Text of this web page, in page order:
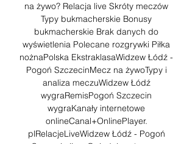
na żywo? Relacja live Skróty meczów
Typy bukmacherskie Bonusy
bukmacherskie Brak danych do
wyświetlenia Polecane rozgrywki Piłka
nożnaPolska EkstraklasaWidzew Łódź -
Pogoń SzczecinMecz na żywoTypy i
analiza meczuWidzew Łódź
wygraRemisPogoń Szczecin
wygraKanały internetowe
onlineCanal+OnlinePlayer.
plRelacjeLiveWidzew Łódź - Pogoń